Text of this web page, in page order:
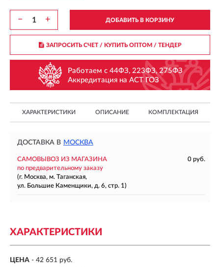
− + ДОБАВИТЬ В КОРЗИНУ
ЗАПРОСИТЬ СЧЕТ / КУПИТЬ ОПТОМ/ ТЕНДЕР
Работаем с 44ФЗ, 223ФЗ, 275ФЗ
Аккредитация на АСТ ГОЗ
ХАРАКТЕРИСТИКИ ОПИСАНИЕ КОМПЛЕКТАЦИЯ
ДОСТАВКА В МОСКВА
САМОВЫВОЗ ИЗ МАГАЗИНА
0 руб.
по предварительному заказу
(г. Москва, м. Таганская,
ул. Большие Каменщики, д. 6, стр. 1)
ХАРАКТЕРИСТИКИ
ЦЕНА - 42 651 руб.